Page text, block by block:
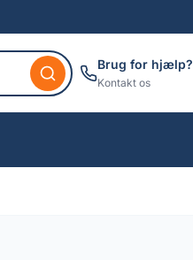
Brug for hjælp?
Kontakt os